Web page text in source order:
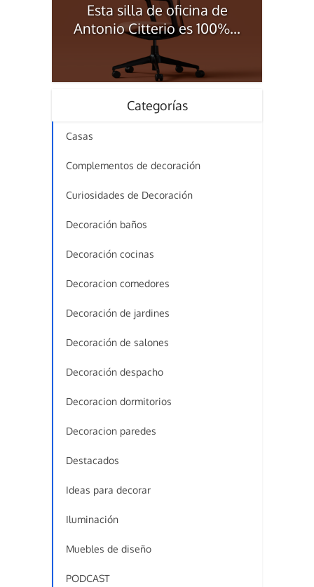
Esta silla de oficina de
Antonio Citterio es 100%...
Categorías
Casas
Complementos de decoración
Curiosidades de Decoración
Decoración baños
Decoración cocinas
Decoracion comedores
Decoración de jardines
Decoración de salones
Decoración despacho
Decoracion dormitorios
Decoracion paredes
Destacados
Ideas para decorar
Iluminación
Muebles de diseño
PODCAST